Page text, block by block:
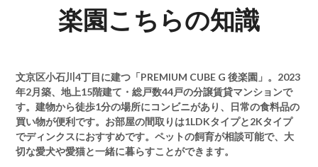
楽園こちらの知識
文京区小石川4丁目に建つ「PREMIUM CUBE G 後楽園」。2023
年2月築、地上15階建て・総戸数44戸の分譲賃貸マンションで
す。建物から徒歩1分の場所にコンビニがあり、日常の食料品の
買い物が便利です。お部屋の間取りは1LDKタイプと2Kタイプ
でディンクスにおすすめです。ペットの飼育が相談可能で、大
切な愛犬や愛猫と一緒に暮らすことができます。